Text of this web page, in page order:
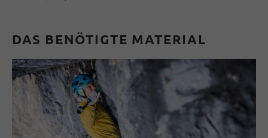
DAS BENÖTIGTE MATERIAL